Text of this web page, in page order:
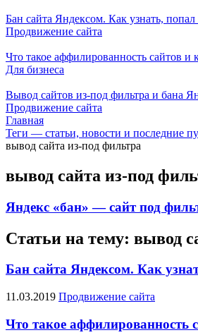
Бан сайта Яндексом. Как узнать,
Продвижение сайта
Что такое аффилированность сайтов
Для бизнеса
Вывод сайтов из-под фильтра и бана
Продвижение сайта
Главная
Теги — статьи, новости и последние
вывод сайта из-под фильтра
вывод сайта из-под
Яндекс «бан» — сайт под
Статьи на тему: вывод
Бан сайта Яндексом. Как
11.03.2019 Продвижение сайта
Что такое аффилированность